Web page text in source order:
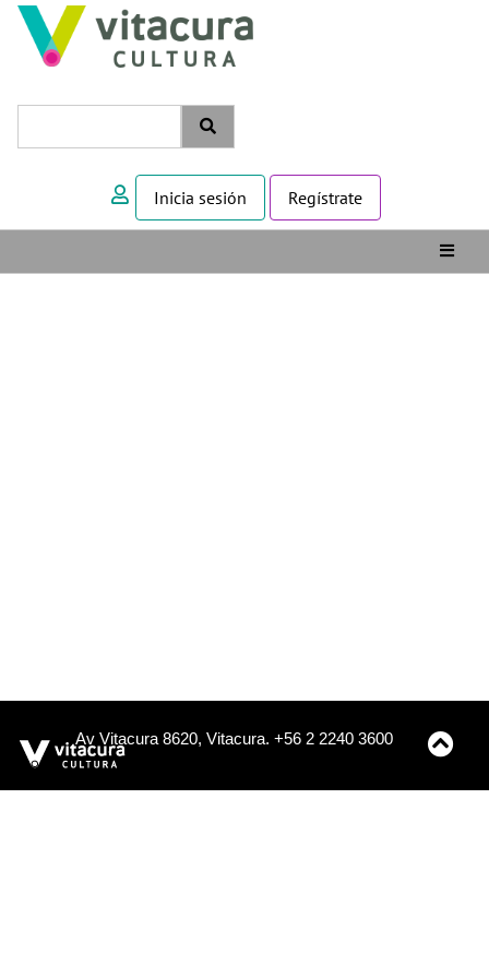
Inicia sesión Regístrate
Av Vitacura 8620, Vitacura. +56 2 2240 3600